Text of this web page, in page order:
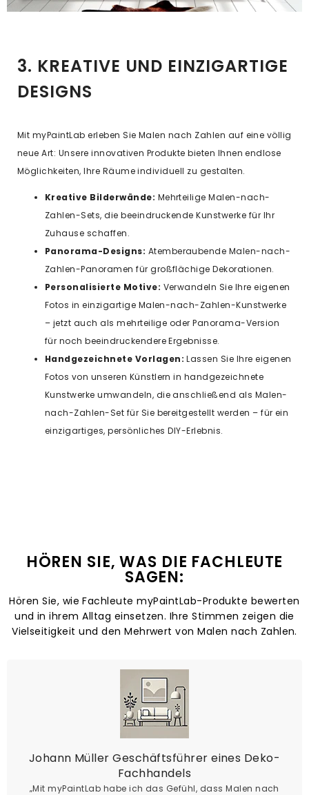
3. KREATIVE UND EINZIGARTIGE
DESIGNS
Mit myPaintLab erleben Sie Malen nach Zahlen auf eine völlig
neue Art: Unsere innovativen Produkte bieten Ihnen endlose
Möglichkeiten, Ihre Räume individuell zu gestalten.
Kreative Bilderwände: Mehrteilige Malen-nach-
Zahlen-Sets, die beeindruckende Kunstwerke für Ihr
Zuhause schaffen.
Panorama-Designs: Atemberaubende Malen-nach-
Zahlen-Panoramen für großflächige Dekorationen.
Personalisierte Motive: Verwandeln Sie Ihre eigenen
Fotos in einzigartige Malen-nach-Zahlen-Kunstwerke
– jetzt auch als mehrteilige oder Panorama-Version
für noch beeindruckendere Ergebnisse.
Handgezeichnete Vorlagen: Lassen Sie Ihre eigenen
Fotos von unseren Künstlern in handgezeichnete
Kunstwerke umwandeln, die anschließend als Malen-
nach-Zahlen-Set für Sie bereitgestellt werden – für ein
einzigartiges, persönliches DIY-Erlebnis.
HÖREN SIE, WAS DIE FACHLEUTE
SAGEN:
Hören Sie, wie Fachleute myPaintLab-Produkte bewerten
und in ihrem Alltag einsetzen. Ihre Stimmen zeigen die
Vielseitigkeit und den Mehrwert von Malen nach Zahlen.
Johann Müller Geschäftsführer eines Deko-
Fachhandels
„Mit myPaintLab habe ich das Gefühl, dass Malen nach